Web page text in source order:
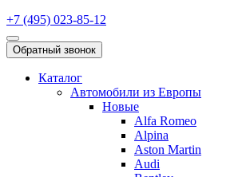
+7 (495) 023-85-12
Обратный звонок
Каталог
Автомобили из Европы
Новые
Alfa Romeo
Alpina
Aston Martin
Audi